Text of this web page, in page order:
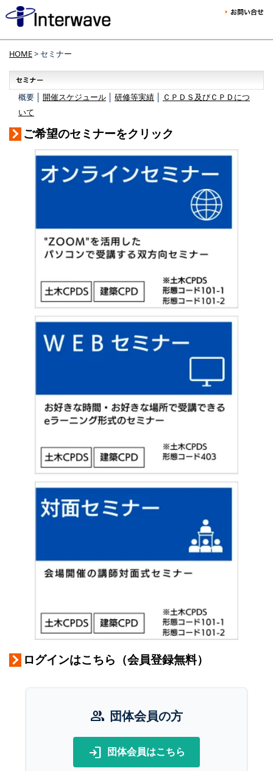
HOME> セミナー
概要 │ 開催スケジュール 研修等実績
ＣＰＤＳ及びＣＰＤにつ
いて
ご希望のセミナーをクリック
ログインはこちら（会員登録無料）
group 団体会員の方
login 団体会員はこちら